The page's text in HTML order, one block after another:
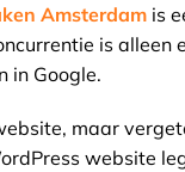
Amsterdam is
is
in Google.
maar
website